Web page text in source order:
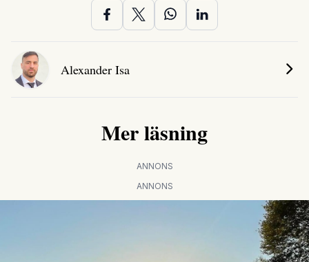
Alexander Isa
Mer läsning
ANNONS
ANNONS